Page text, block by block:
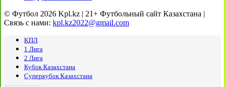
© Футбол 2026 Kpl.kz | 21+ Футбольный сайт Казахстана |
Связь с нами: kpl.kz2022@gmail.com
КПЛ
1 Лига
2 Лига
Кубок Казахстана
Суперкубок Казахстана